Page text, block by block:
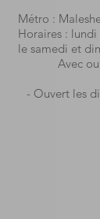
Métro :
Horaires :
le samedi et
Avec
- Ouvert les